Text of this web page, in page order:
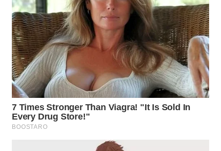
TAPANULI
TENGAH
WN DELI
SERDANG
WN
TEBING
TINGGI
WN